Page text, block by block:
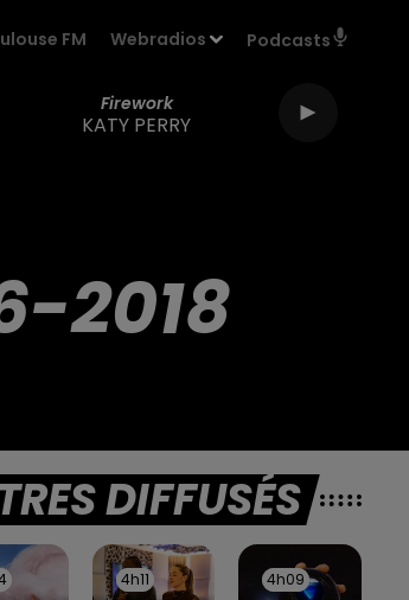
FM Webradios Podcasts
Firework
KATY PERRY
2018
DIFFUSÉS
4h11
4h11 4h09
4h09